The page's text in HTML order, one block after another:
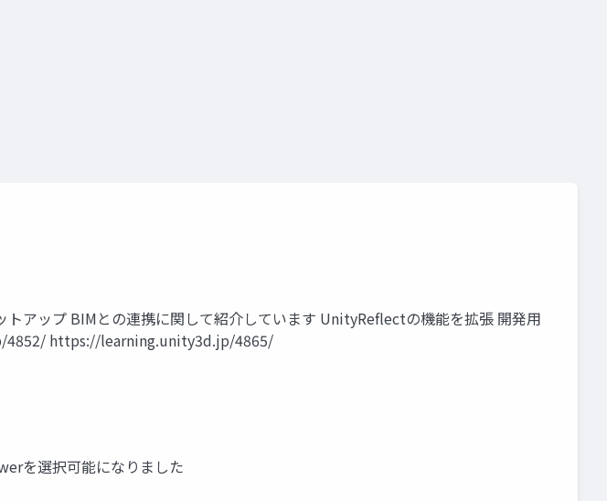
アップ BIMとの連携に関して紹介しています UnityReflectの機能を拡張 開発用
4852/ https://learning.unity3d.jp/4865/
を選択可能になりました